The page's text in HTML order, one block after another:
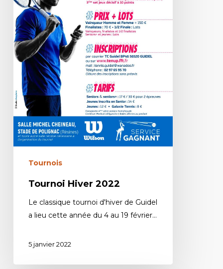
Tournois
Tournoi Hiver 2022
Le classique tournoi d'hiver de Guidel
a lieu cette année du 4 au 19 février…
5 janvier 2022